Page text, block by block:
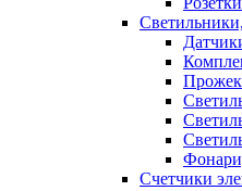
Счетчики